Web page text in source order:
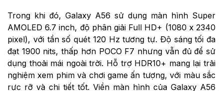
Trong khi đó, Galaxy A56 sử dụng màn hình Super
AMOLED 6.7 inch, độ phân giải Full HD+ (1080 x 2340
pixel), với tần số quét 120 Hz tương tự. Độ sáng tối đa
đạt 1900 nits, thấp hơn POCO F7 nhưng vẫn đủ để sử
dụng thoải mái ngoài trời. Hỗ trợ HDR10+ mang lại trải
nghiệm xem phim và chơi game ấn tượng, với màu sắc
rực rỡ và chi tiết tốt. Viền màn hình của Galaxy A56